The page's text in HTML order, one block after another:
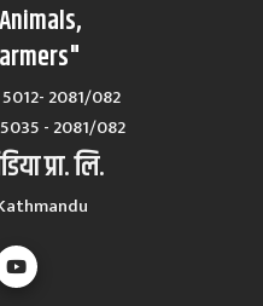
5012- 2081/082
5035 - 2081/082
प्रा. लि.